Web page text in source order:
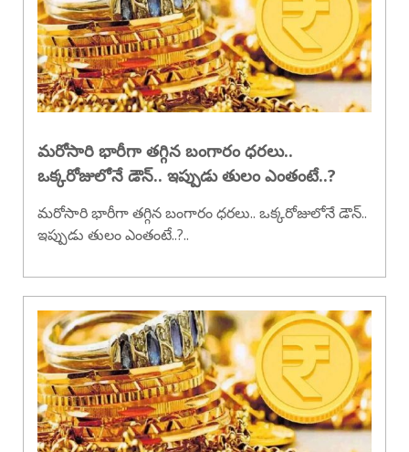
మరోసారి భారీగా తగ్గిన బంగారం ధరలు..
ఒక్కరోజులోనే డౌన్.. ఇప్పుడు తులం ఎంతంటే..?
మరోసారి భారీగా తగ్గిన బంగారం ధరలు.. ఒక్కరోజులోనే డౌన్..
ఇప్పుడు తులం ఎంతంటే..?..